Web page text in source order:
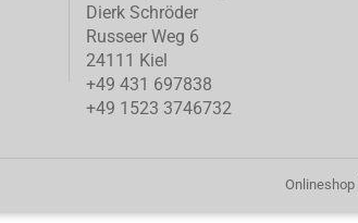
Dierk Schröder
Russeer Weg 6
24111 Kiel
+49 431 697838
+49 1523 3746732
Onlineshop